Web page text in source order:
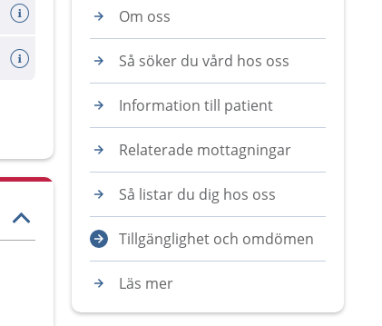
Om oss
Så söker du vård hos oss
Information till patient
Relaterade mottagningar
Så listar du dig hos oss
Tillgänglighet och omdömen
Läs mer